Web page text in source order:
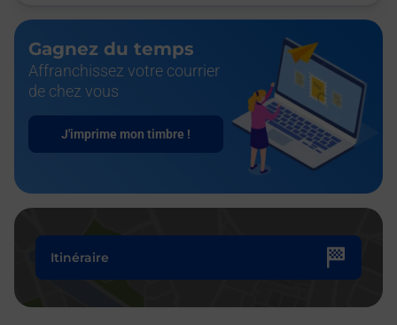
Gagnez du temps
Affranchissez votre courrier
de chez vous
J'imprime mon timbre !
Itinéraire